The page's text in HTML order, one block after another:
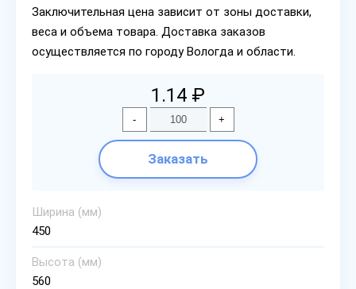
Заключительная цена зависит от зоны доставки,
веса и объема товара. Доставка заказов
осуществляется по городу Вологда и области.
1.14 ₽
- +
Заказать
Ширина (мм)
450
Высота (мм)
560